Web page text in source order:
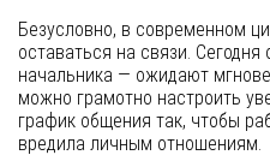
Безусловно, в современном
оставаться на связи.
начальника — ожидают
можно грамотно настроить
график общения так, чтобы
вредила личным отношениям.